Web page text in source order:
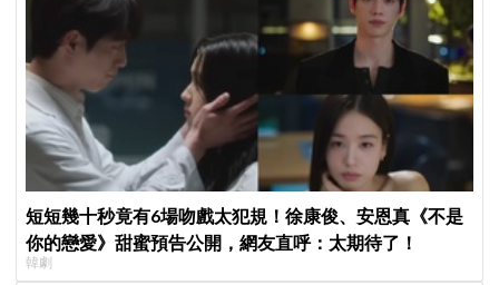
短短幾十秒竟有6場吻戲太犯規！徐康俊、安恩真《不是
你的戀愛》甜蜜預告公開，網友直呼：太期待了！
韓劇